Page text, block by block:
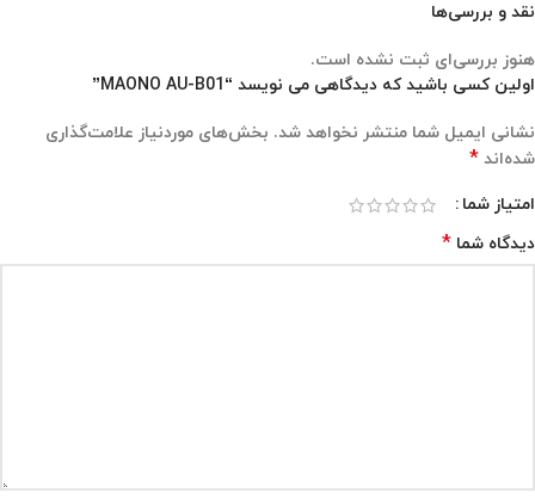
نقد و بررسی‌ها
هنوز بررسی‌ای ثبت نشده است.
اولین کسی باشید که دیدگاهی می نویسد “MAONO AU-B01”
نشانی ایمیل شما منتشر نخواهد شد. بخش‌های موردنیاز علامت‌گذاری
شده‌اند *
امتیاز شما
دیدگاه شما *